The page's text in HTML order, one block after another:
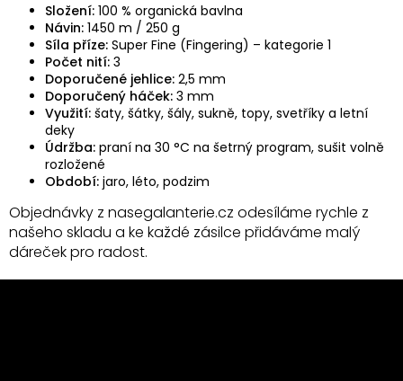
Složení: 100 % organická bavlna
Návin: 1450 m / 250 g
Síla příze: Super Fine (Fingering) – kategorie 1
Počet nití: 3
Doporučené jehlice: 2,5 mm
Doporučený háček: 3 mm
Využití: šaty, šátky, šály, sukně, topy, svetříky a letní
deky
Údržba: praní na 30 °C na šetrný program, sušit volně
rozložené
Období: jaro, léto, podzim
Objednávky z nasegalanterie.cz odesíláme rychle z
našeho skladu a ke každé zásilce přidáváme malý
dáreček pro radost.